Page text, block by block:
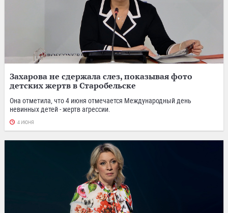
Захарова не сдержала слез, показывая фото
детских жертв в Старобельске
Она отметила, что 4 июня отмечается Международный день
невинных детей - жертв агрессии.
4 ИЮНЯ